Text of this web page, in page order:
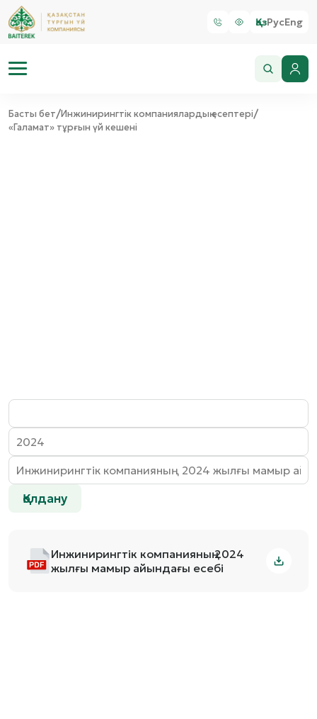
ҚазРусEng
Басты бет/Инжинирингтік компаниялардың есептері/
«Галамат» тұрғын үй кешені
Қолдану
Инжинирингтік компанияның 2024
жылғы мамыр айындағы есебі